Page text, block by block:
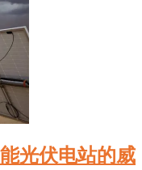
光伏电站的威